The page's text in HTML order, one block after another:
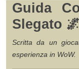
Guida
Slegato 🌌
Scritta da un
esperienza in WoW.